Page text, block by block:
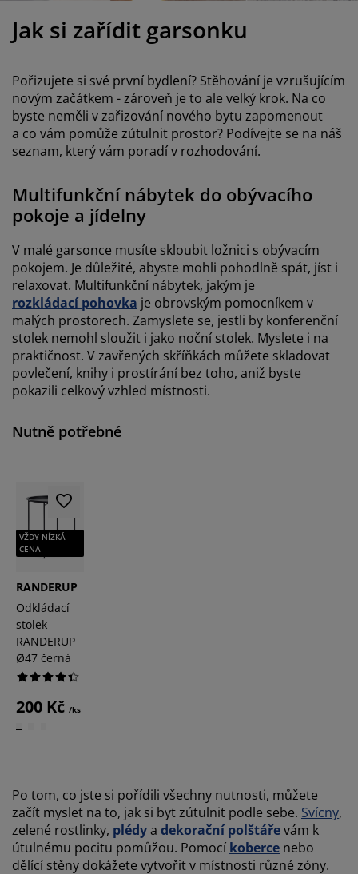
skříně
do ložnice
rámy s úložným prostorem
matrace
postele
o nábytek/doplňky
osvětlení
pokoj
mazlíčky
Jak si zařídit garsonku
Pořizujete si své první bydlení? Stěhování je vzrušujícím
novým začátkem - zároveň je to ale velký krok. Na co
byste neměli v zařizování nového bytu zapomenout
a co vám pomůže zútulnit prostor? Podívejte se na náš
seznam, který vám poradí v rozhodování.
Multifunkční nábytek do obývacího
pokoje a jídelny
V malé garsonce musíte skloubit ložnici s obývacím
pokojem. Je důležité, abyste mohli pohodlně spát, jíst i
relaxovat. Multifunkční nábytek, jakým je
rozkládací pohovka je obrovským pomocníkem v
malých prostorech. Zamyslete se, jestli by konferenční
stolek nemohl sloužit i jako noční stolek. Myslete i na
praktičnost. V zavřených skříňkách můžete skladovat
povlečení, knihy i prostírání bez toho, aniž byste
pokazili celkový vzhled místnosti.
Nutně potřebné
VŽDY NÍZKÁ
CENA
RANDERUP
Odkládací
stolek
RANDERUP
Ø47 černá
200 Kč /ks
Po tom, co jste si pořídili všechny nutnosti, můžete
začít myslet na to, jak si byt zútulnit podle sebe. Svícny,
zelené rostlinky, plédya dekorační polštářevám k
útulnému pocitu pomůžou. Pomocí koberce nebo
dělící stěny dokážete vytvořit v místnosti různé zóny.